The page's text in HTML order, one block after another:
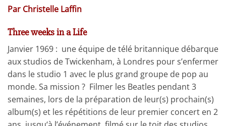
Par Christelle Laffin
Three weeks in a Life
Janvier 1969 : une équipe de télé britannique débarque
aux studios de Twickenham, à Londres pour s’enfermer
dans le studio 1 avec le plus grand groupe de pop au
monde. Sa mission ? Filmer les Beatles pendant 3
semaines, lors de la préparation de leur(s) prochain(s)
album(s) et les répétitions de leur premier concert en 2